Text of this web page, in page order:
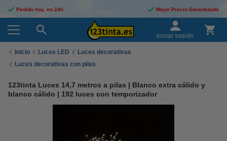
Pedido hoy, en 24h Mejor Precio Garantizado
Iniciar sesión
Inicio Luces LED
Luces decorativas
Luces decorativas con pilas
123tinta Luces 14,7 metros a pilas | Blanco extra cálido y
blanco cálido | 192 luces con temporizador